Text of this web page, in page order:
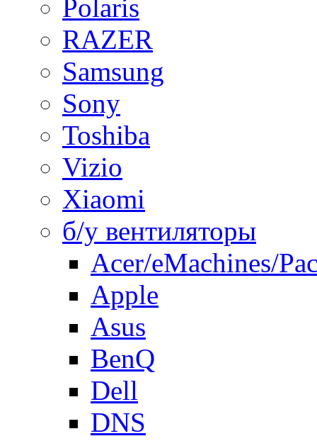
Polaris
RAZER
Samsung
Sony
Toshiba
Vizio
Xiaomi
б/у вентиляторы
Acer/eMachines/
Apple
Asus
BenQ
Dell
DNS